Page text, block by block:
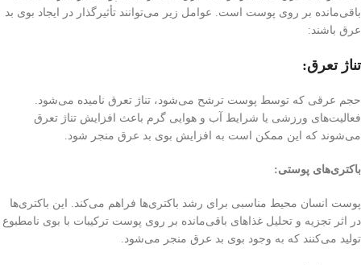
باقی‌مانده بر روی پوست است. عوامل زیر می‌توانند تأثیرگذار در ایجاد بوی بد
عرق باشند:
تناژ تعرق:
حجم عرقی که توسط پوست ترشح می‌شود، تناژ تعرق نامیده می‌شود.
فعالیت‌های ورزشی یا شرایط آب و هوایی گرم باعث افزایش تناژ تعرق
می‌شوند که این ممکن است به افزایش بوی بد عرق منجر شود.
باکتری‌های پوستی:
پوست انسان محیط مناسبی برای رشد باکتری‌ها فراهم می‌کند. این باکتری‌ها
در اثر تجزیه و تحلیل غذاهای باقی‌مانده بر روی پوست ترکیبات با بوی نامطبوع
تولید می‌کنند که به وجود بوی بد عرق منجر می‌شود.